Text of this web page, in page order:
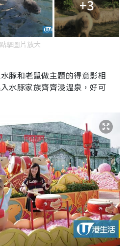
+3
點擊圖片放大
豚和老鼠做主題的得意影相
水豚家族齊齊浸溫泉，好可